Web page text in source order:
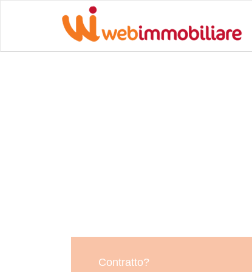
Contratto?